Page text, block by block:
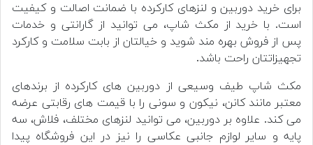
برای خرید دوربین و لنزهای کارکرده با ضمانت اصالت و کیفیت
است. با خرید از مکث شاپ، می توانید از گارانتی و خدمات
پس از فروش بهره مند شوید و خیالتان از بابت سلامت و کارکرد
تجهیزاتتان راحت باشد.
مکث شاپ طیف وسیعی از دوربین های کارکرده از برندهای
معتبر مانند کانن، نیکون و سونی را با قیمت های رقابتی عرضه
می کند. علاوه بر دوربین، می توانید لنزهای مختلف، فلاش، سه
پایه و سایر لوازم جانبی عکاسی را نیز در این فروشگاه پیدا